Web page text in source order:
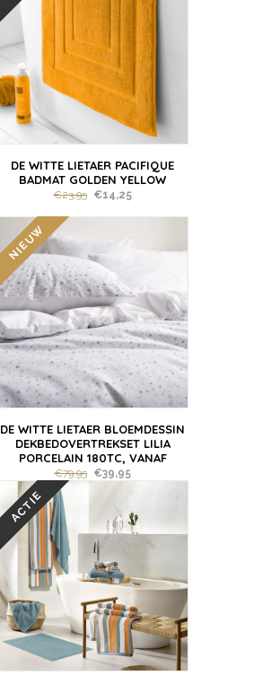
DE WITTE LIETAER PACIFIQUE
BADMAT GOLDEN YELLOW
€23,95 €14,25
NIEUW
DE WITTE LIETAER BLOEMDESSIN
DEKBEDOVERTREKSET LILIA
PORCELAIN 180TC, VANAF
€79,95 €39,95
ACTIE